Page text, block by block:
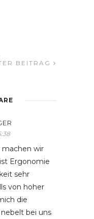
BEITRAG
machen wir
Ergonomie
sehr
von hoher
die
bei uns